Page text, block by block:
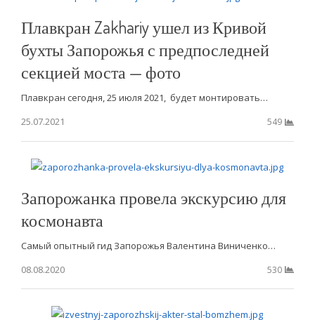
Плавкран Zakhariy ушел из Кривой
бухты Запорожья с предпоследней
секцией моста — фото
Плавкран сегодня, 25 июля 2021, будет монтировать…
25.07.2021
549
Запорожанка провела экскурсию для
космонавта
Самый опытный гид Запорожья Валентина Виниченко…
08.08.2020
530